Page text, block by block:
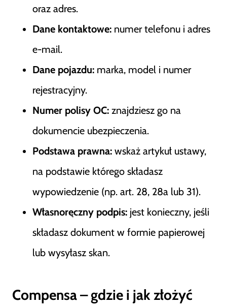
oraz adres.
Dane kontaktowe: numer telefonu i adres
e-mail.
Dane pojazdu: marka, model i numer
rejestracyjny.
Numer polisy OC: znajdziesz go na
dokumencie ubezpieczenia.
Podstawa prawna: wskaż artykuł ustawy,
na podstawie którego składasz
wypowiedzenie (np. art. 28, 28a lub 31).
Własnoręczny podpis: jest konieczny, jeśli
składasz dokument w formie papierowej
lub wysyłasz skan.
Compensa – gdzie i jak złożyć